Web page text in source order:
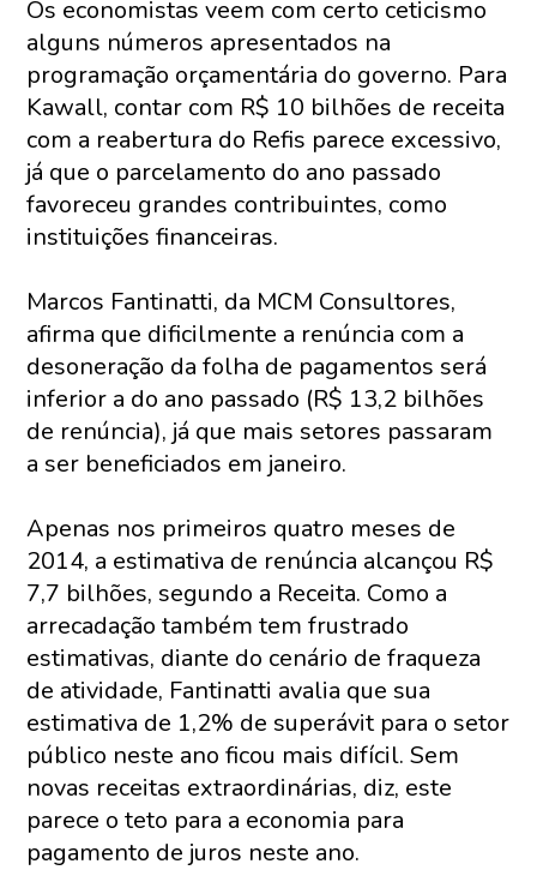
Os economistas veem com certo ceticismo
alguns números apresentados na
programação orçamentária do governo. Para
Kawall, contar com R$ 10 bilhões de receita
com a reabertura do Refis parece excessivo,
já que o parcelamento do ano passado
favoreceu grandes contribuintes, como
instituições financeiras.
Marcos Fantinatti, da MCM Consultores,
afirma que dificilmente a renúncia com a
desoneração da folha de pagamentos será
inferior a do ano passado (R$ 13,2 bilhões
de renúncia), já que mais setores passaram
a ser beneficiados em janeiro.
Apenas nos primeiros quatro meses de
2014, a estimativa de renúncia alcançou R$
7,7 bilhões, segundo a Receita. Como a
arrecadação também tem frustrado
estimativas, diante do cenário de fraqueza
de atividade, Fantinatti avalia que sua
estimativa de 1,2% de superávit para o setor
público neste ano ficou mais difícil. Sem
novas receitas extraordinárias, diz, este
parece o teto para a economia para
pagamento de juros neste ano.